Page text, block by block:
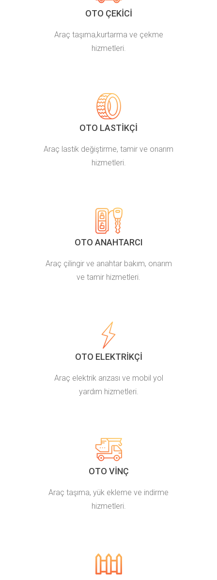
OTO ÇEKICI
Araç taşıma,kurtarma ve çekme
hizmetleri.
OTO LASTIKÇI
Araç lastik değiştirme, tamir ve onarım
hizmetleri.
OTO ANAHTARCI
Araç çilingir ve anahtar bakım, onarım
ve tamir hizmetleri.
OTO ELEKTRIKÇI
Araç elektrik arızası ve mobil yol
yardım hizmetleri.
OTO VINÇ
Araç taşıma, yük ekleme ve indirme
hizmetleri.